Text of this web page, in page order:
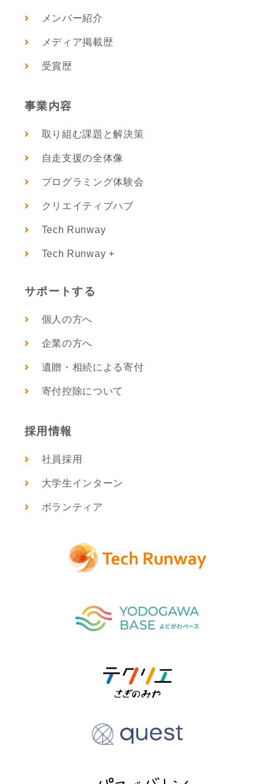
メンバー紹介
メディア掲載歴
受賞歴
事業内容
取り組む課題と解決策
自走支援の全体像
プログラミング体験会
クリエイティブハブ
Tech Runway
Tech Runway +
サポートする
個人の方へ
企業の方へ
遺贈・相続による寄付
寄付控除について
採用情報
社員採用
大学生インターン
ボランティア